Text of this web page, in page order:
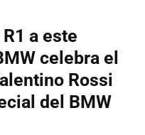
a este
celebra el
Rossi
del BMW